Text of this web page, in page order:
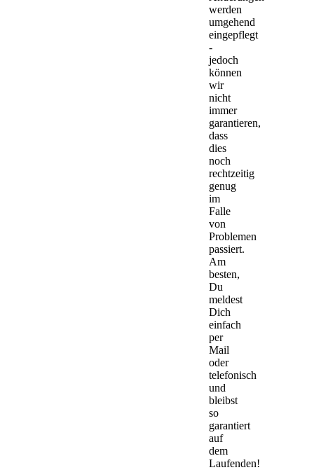
werden
umgehend
eingepflegt
-
jedoch
können
wir
nicht
immer
garantieren,
dass
dies
noch
rechtzeitig
genug
im
Falle
von
Problemen
passiert.
Am
besten,
Du
meldest
Dich
einfach
per
Mail
oder
telefonisch
und
bleibst
so
garantiert
auf
dem
Laufenden!